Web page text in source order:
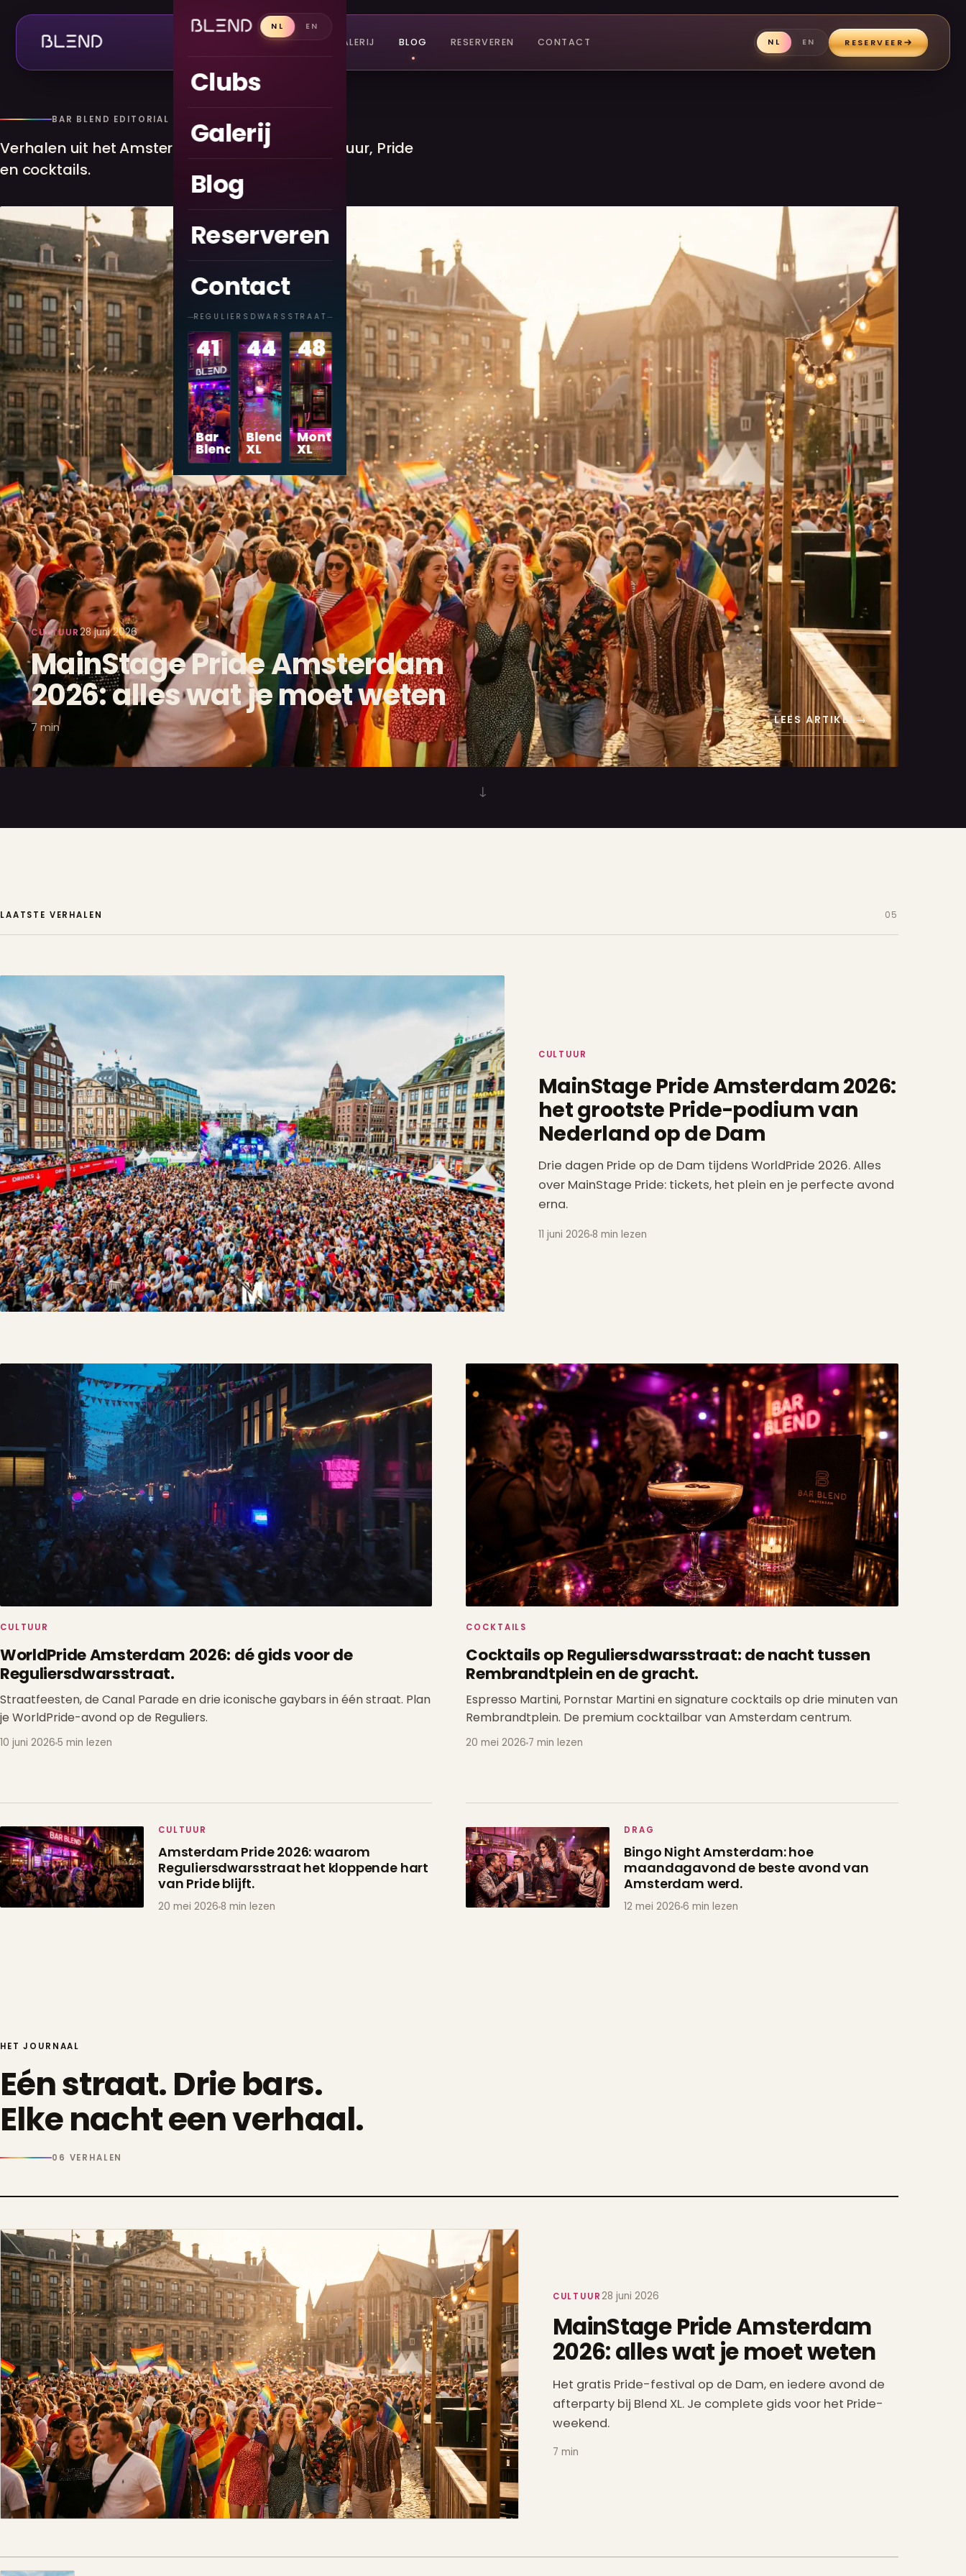
CLUBS GALERIJ BLOG RESERVEREN CONTACT NL EN RESERVEER
NL EN
Clubs
Galerij
Blog
Reserveren
Contact
REGULIERSDWARSSTRAAT
41
Bar
Blend
44
Blend
XL
48
Montmartre
XL
BAR BLEND EDITORIAL
Verhalen uit het Amsterdamse nachtleven: cultuur, Pride
en cocktails.
CULTUUR28 juni 2026
MainStage Pride Amsterdam
2026: alles wat je moet weten
7 min
LEES ARTIKEL→
↓
LAATSTE VERHALEN 05
CULTUUR
MainStage Pride Amsterdam 2026:
het grootste Pride-podium van
Nederland opde Dam
Drie dagen Pride op de Dam tijdens WorldPride 2026. Alles
over MainStage Pride: tickets, het plein en je perfecte avond
erna.
11 juni 20268 min lezen
CULTUUR
WorldPride Amsterdam 2026: dé gids voor de
Reguliersdwarsstraat.
Straatfeesten, de Canal Parade en drie iconische gaybars in één straat. Plan
je WorldPride-avond op de Reguliers.
10 juni 2026 5 min lezen
COCKTAILS
Cocktails op Reguliersdwarsstraat:de nachttussen
Rembrandtplein en de gracht.
Espresso Martini, Pornstar Martini en signature cocktails op drie minuten van
Rembrandtplein. De premium cocktailbar van Amsterdam centrum.
20 mei 20267 min lezen
CULTUUR
Amsterdam Pride 2026: waarom
Reguliersdwarsstraat het kloppende hart
van Pride blijft.
20 mei 2026 8 min lezen
DRAG
Bingo Night Amsterdam: hoe
maandagavond de besteavond van
Amsterdam werd.
12 mei 20266 min lezen
HET JOURNAAL
Eén straat. Drie bars.
Elke nacht een verhaal.
06 VERHALEN
CULTUUR28 juni 2026
MainStage Pride Amsterdam
2026: alles wat je moet weten
Het gratis Pride-festival op de Dam, en iedere avond de
afterparty bij Blend XL. Je complete gids voor het Pride-
weekend.
7 min